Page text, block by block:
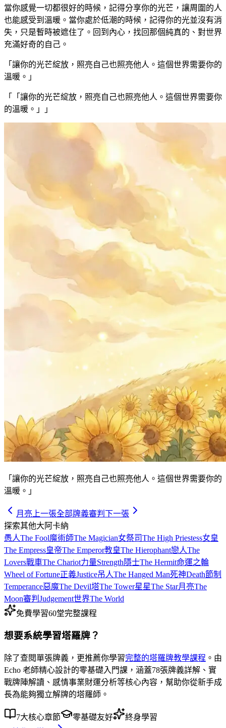
當你感覺一切都很好的時候，記得分享你的光芒，讓周圍的人
也能感受到溫暖。當你處於低潮的時候，記得你的光並沒有消
失，只是暫時被遮住了。回到內心，找回那個純真的、對世界
充滿好奇的自己。
「讓你的光芒綻放，照亮自己也照亮他人。這個世界需要你的
溫暖。」
「
「讓你的光芒綻放，照亮自己也照亮他人。這個世界需要你
的溫暖。」
」
「讓你的光芒綻放，照亮自己也照亮他人。這個世界需要你的
溫暖。」
月亮 上一張全部牌義審判 下一張
探索其他大阿卡納
愚人The Fool魔術師The Magician女祭司The High Priestess女皇
The Empress皇帝The Emperor教皇The Hierophant戀人The
Lovers戰車The Chariot力量Strength隱士The Hermit命運之輪
Wheel of Fortune正義Justice吊人The Hanged Man死神Death節制
Temperance惡魔The Devil塔The Tower星星The Star月亮The
Moon審判 Judgement世界The World
免費學習60堂完整課程
想要系統學習塔羅牌？
除了查閱單張牌義，更推薦你學習完整的塔羅牌教學課程 。由
Echo 老師精心設計的零基礎入門課，涵蓋78張牌義詳解 、 實
戰牌陣解讀 、 感情事業財運分析等核心內容，幫助你從新手成
長為能夠獨立解牌的塔羅師。
7大核心章節 零基礎友好
終身學習